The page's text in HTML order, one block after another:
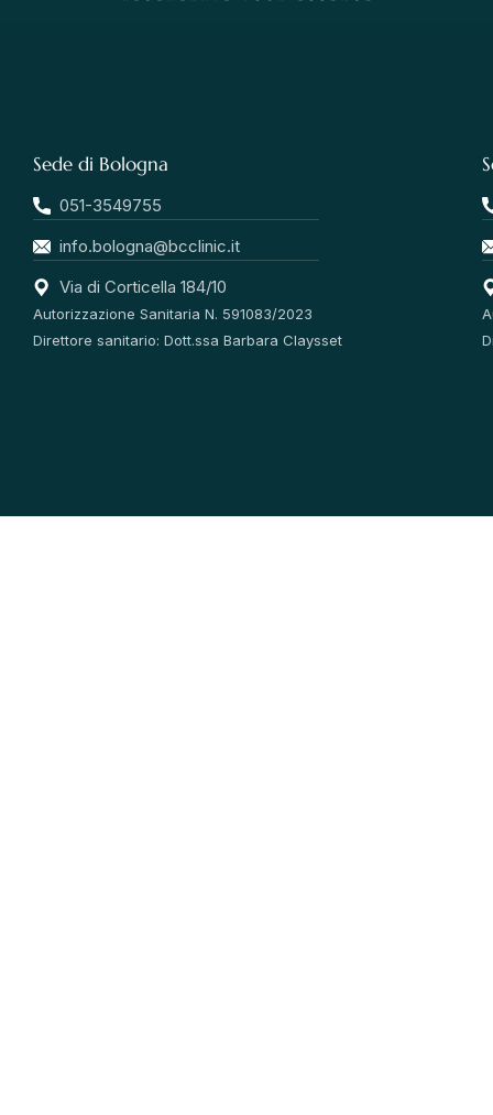
Sede di Bologna
051-3549755
info.bologna@bcclinic.it
Via di Corticella 184/10
Autorizzazione Sanitaria N. 591083/2023
Direttore sanitario: Dott.ssa Barbara Claysset